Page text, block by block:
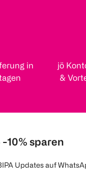
in
jö
&
10% sparen
Updates auf